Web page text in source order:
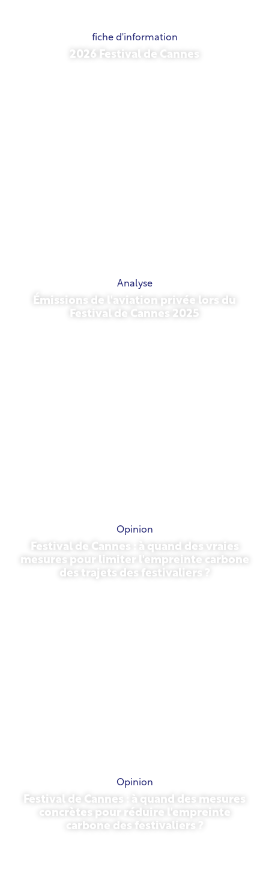
fiche d'information
2026 Festival de Cannes
Analyse
Émissions de l'aviation privée lors du
Festival de Cannes 2025
Opinion
Festival de Cannes : à quand des vraies
mesures pour limiter l'empreinte carbone
des trajets des festivaliers ?
Opinion
Festival de Cannes : à quand des mesures
concrètes pour réduire l'empreinte
carbone des festivaliers ?